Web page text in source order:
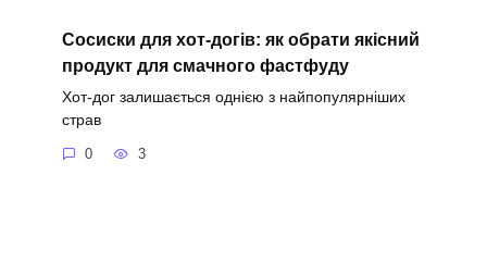
Сосиски для хот-догів: як обрати якісний
продукт для смачного фастфуду
Хот-дог залишається однією з найпопулярніших
страв
0 3